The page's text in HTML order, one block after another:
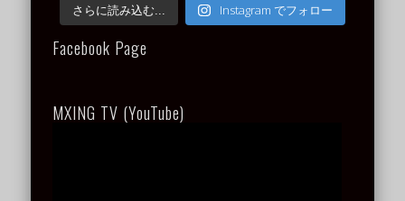
さらに読み込む... Instagram でフォロー
Facebook Page
MXING TV (YouTube)